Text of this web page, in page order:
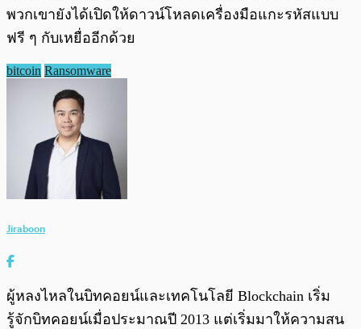
พวกเขายังได้เปิดให้ดาวน์โหลดเครื่องมือแกะรหัสแบบ
ฟรี ๆ กับเหยื่ออีกด้วย
bitcoin Ransomware
Jiraboon
ผู้หลงไหลในบิทคอยน์และเทคโนโลยี Blockchain เริ่ม
รู้จักบิทคอยน์เมื่อประมาณปี 2013 แต่เริ่มมาให้ความสน